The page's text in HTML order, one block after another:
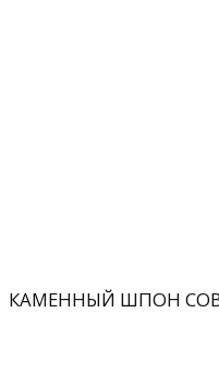
КАМЕННЫЙ ШПОН